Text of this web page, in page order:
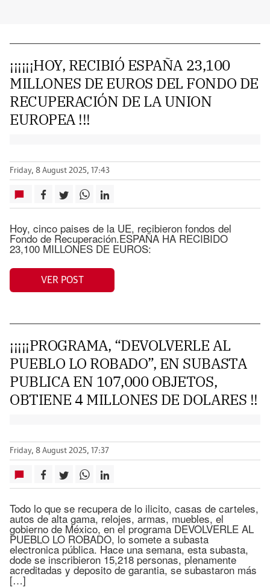
¡¡¡¡¡¡HOY, RECIBIÓ ESPAÑA 23,100
MILLONES DE EUROS DEL FONDO DE
RECUPERACIÓN DE LA UNION
EUROPEA !!!
Friday, 8 August 2025, 17:43
Hoy, cinco paises de la UE, recibieron fondos del
Fondo de Recuperación.ESPAÑA HA RECIBIDO
23,100 MILLONES DE EUROS:
VER POST
¡¡¡¡¡PROGRAMA, “DEVOLVERLE AL
PUEBLO LO ROBADO”, EN SUBASTA
PUBLICA EN 107,000 OBJETOS,
OBTIENE 4 MILLONES DE DOLARES !!
Friday, 8 August 2025, 17:37
Todo lo que se recupera de lo ilicito, casas de carteles,
autos de alta gama, relojes, armas, muebles, el
gobierno de México, en el programa DEVOLVERLE AL
PUEBLO LO ROBADO, lo somete a subasta
electronica pública. Hace una semana, esta subasta,
dode se inscribieron 15,218 personas, plenamente
acreditadas y deposito de garantia, se subastaron más
[…]